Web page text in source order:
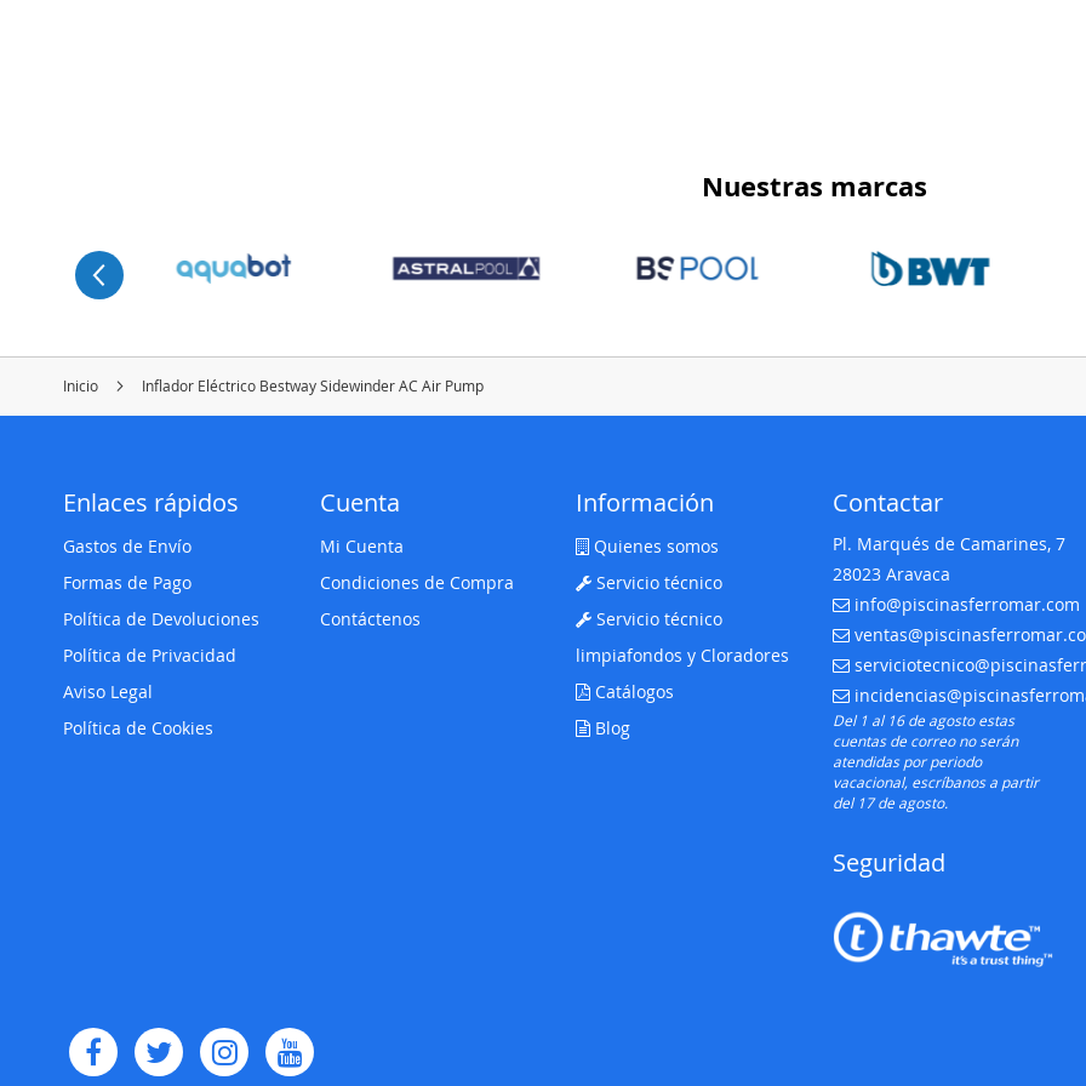
Nuestras marcas
Inicio Inflador Eléctrico Bestway Sidewinder AC Air Pump
Enlaces rápidos
Gastos de Envío
Formas de Pago
Política de Devoluciones
Política de Privacidad
Aviso Legal
Política de Cookies
Cuenta
Mi Cuenta
Condiciones de Compra
Contáctenos
Información
Quienes somos
Servicio técnico
Servicio técnico
limpiafondos y Cloradores
Catálogos
Blog
Contactar
Pl. Marqués de Camarines, 7
28023 Aravaca
E-mail:
info@piscinasferromar.com
E-mail:
E-mail:
E-mail:
Del 1 al 16 de agosto estas
cuentas de correo no serán
atendidas por periodo
vacacional, escríbanos a partir
del 17 de agosto.
Seguridad